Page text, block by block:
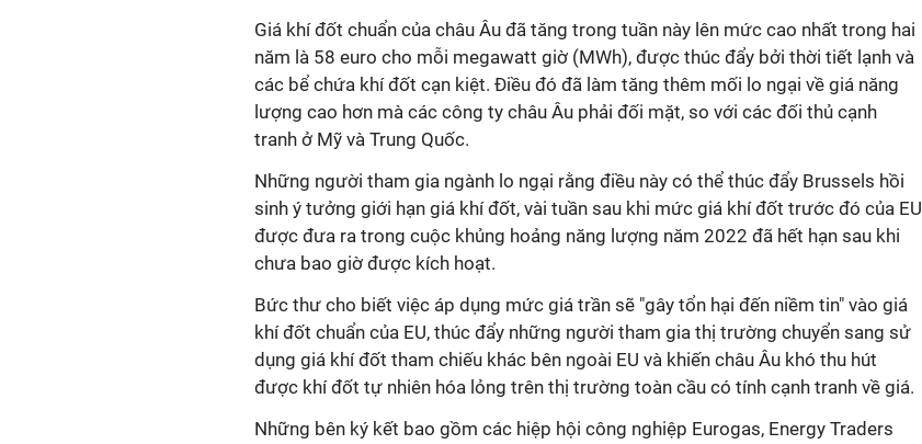
Giá khí đốt chuẩn của châu Âu đã tăng trong tuần này lên mức cao nhất trong hai
năm là 58 euro cho mỗi megawatt giờ (MWh), được thúc đẩy bởi thời tiết lạnh và
các bể chứa khí đốt cạn kiệt. Điều đó đã làm tăng thêm mối lo ngại về giá năng
lượng cao hơn mà các công ty châu Âu phải đối mặt, so với các đối thủ cạnh
tranh ở Mỹ và Trung Quốc.
Những người tham gia ngành lo ngại rằng điều này có thể thúc đẩy Brussels hồi
sinh ý tưởng giới hạn giá khí đốt, vài tuần sau khi mức giá khí đốt trước đó của EU
được đưa ra trong cuộc khủng hoảng năng lượng năm 2022 đã hết hạn sau khi
chưa bao giờ được kích hoạt.
Bức thư cho biết việc áp dụng mức giá trần sẽ "gây tổn hại đến niềm tin" vào giá
khí đốt chuẩn của EU, thúc đẩy những người tham gia thị trường chuyển sang sử
dụng giá khí đốt tham chiếu khác bên ngoài EU và khiến châu Âu khó thu hút
được khí đốt tự nhiên hóa lỏng trên thị trường toàn cầu có tính cạnh tranh về giá.
Những bên ký kết bao gồm các hiệp hội công nghiệp Eurogas, Energy Traders